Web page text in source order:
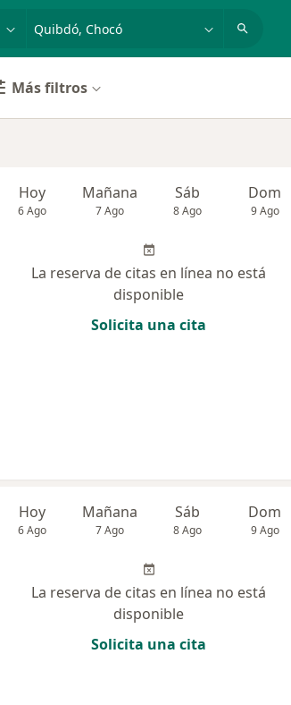
o nombre
p. ej. Bogotá
Más filtros
Hoy
6 Ago
Mañana
7 Ago
Sáb
8 Ago
Dom
9 Ago
La reserva de citas en línea no está
disponible
Solicita una cita
Hoy
6 Ago
Mañana
7 Ago
Sáb
8 Ago
Dom
9 Ago
La reserva de citas en línea no está
disponible
Solicita una cita